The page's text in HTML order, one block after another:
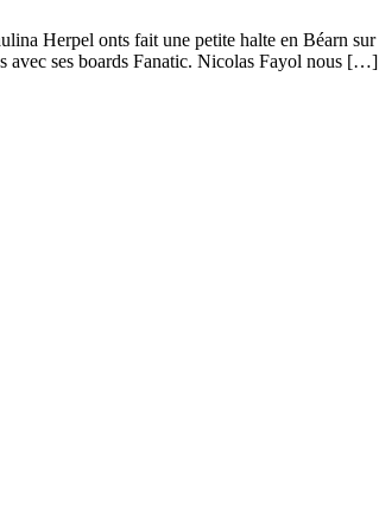
Herpel onts fait une petite halte en Béarn
avec ses boards Fanatic. Nicolas Fayol nous […]